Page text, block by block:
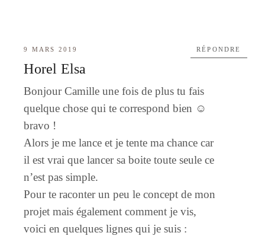
9 MARS 2019
Horel Elsa
Bonjour Camille une fois de plus tu fais
quelque chose qui te correspond bien ☺
bravo !
Alors je me lance et je tente ma chance car
il est vrai que lancer sa boite toute seule ce
n’est pas simple.
Pour te raconter un peu le concept de mon
projet mais également comment je vis,
voici en quelques lignes qui je suis :
RÉPONDRE